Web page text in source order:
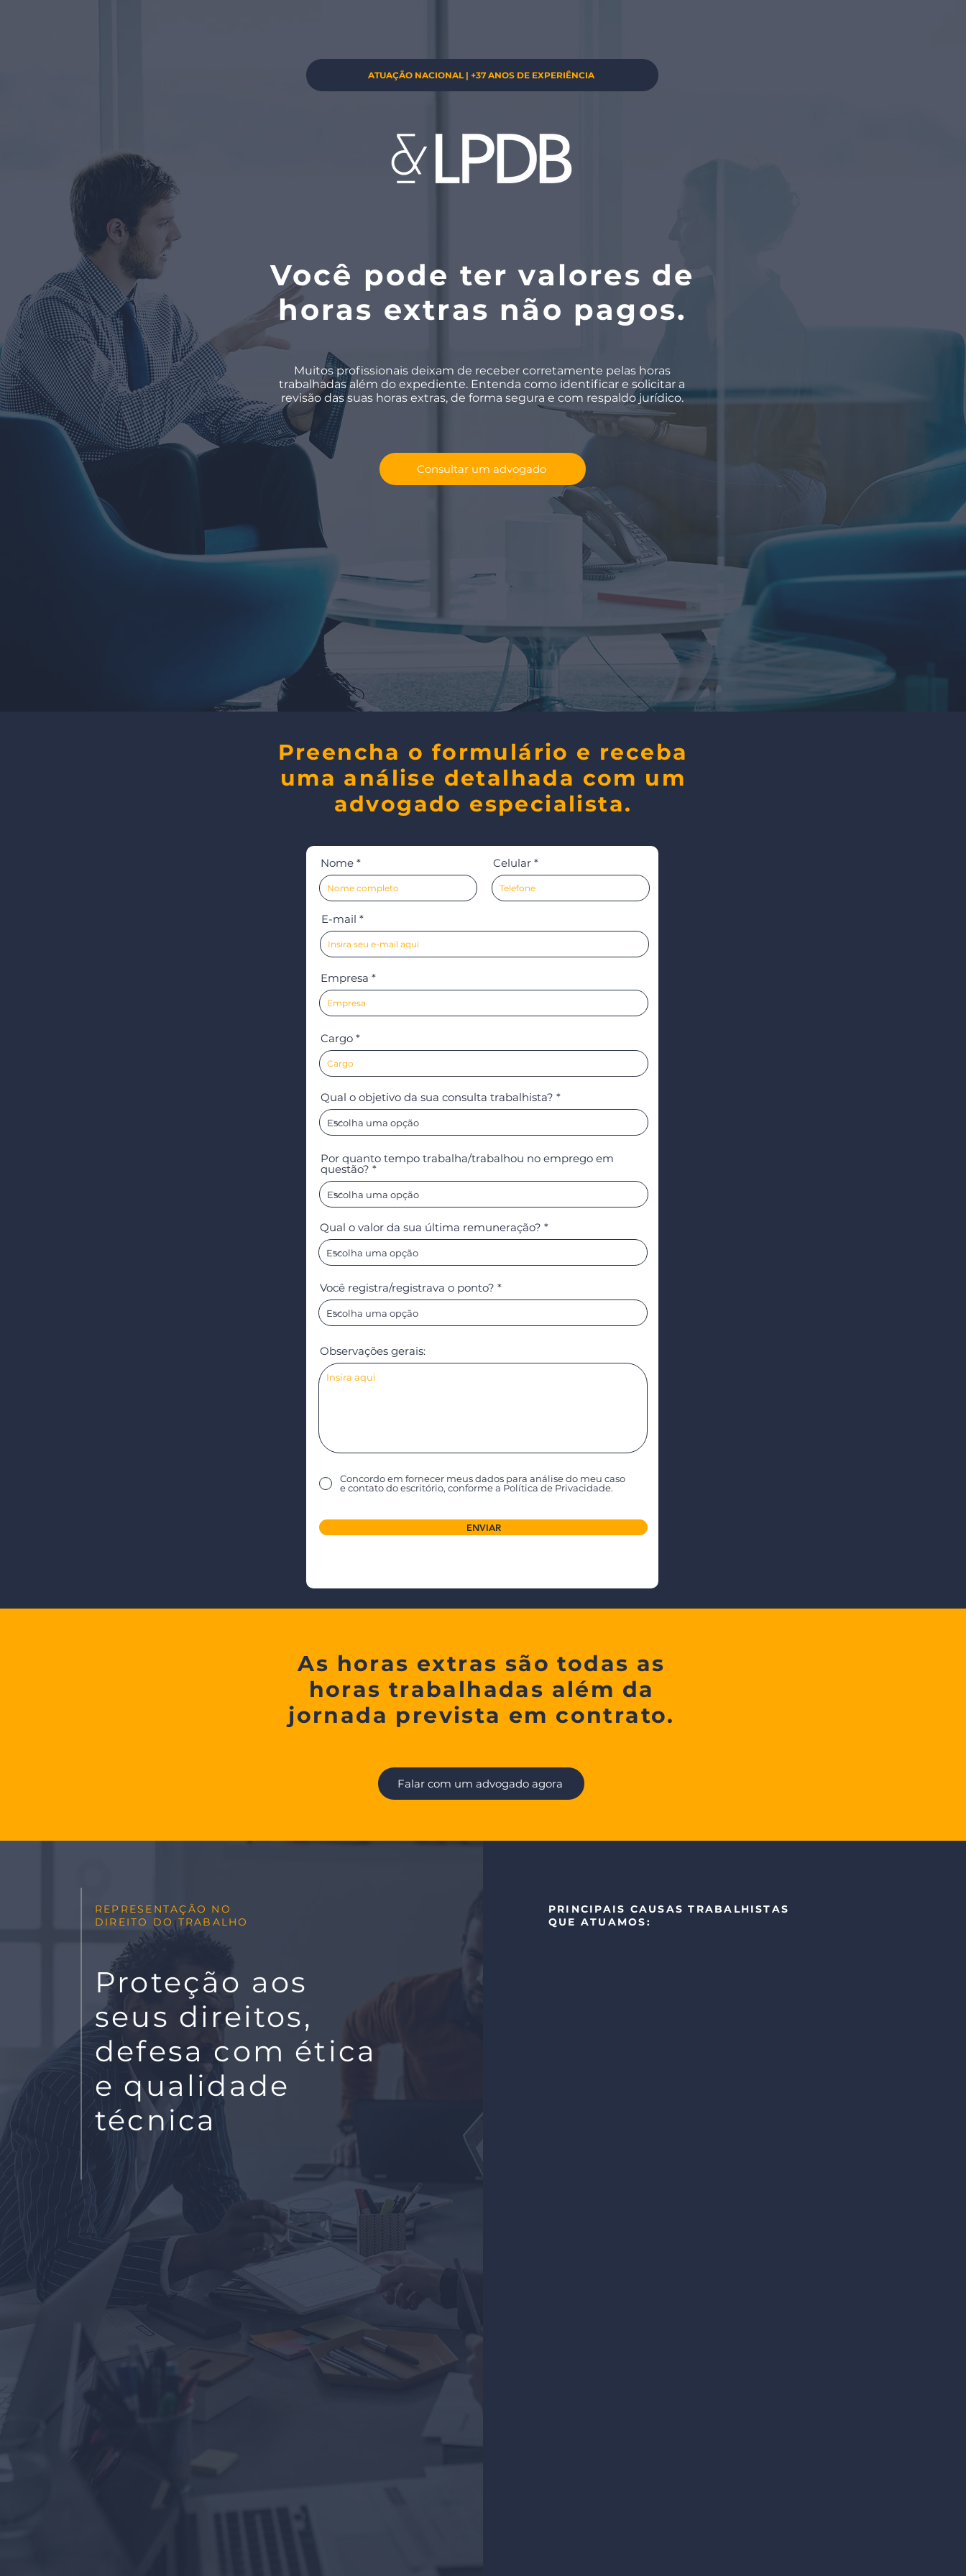
ATUAÇÃO NACIONAL | +37 ANOS DE EXPERIÊNCIA
Você pode ter valores de
horas extras não pagos.
Muitos profissionais deixam de receber corretamente pelas horas
trabalhadas além do expediente. Entenda como identificar e solicitar a
revisão das suas horas extras, de forma segura e com respaldo jurídico.
Consultar um advogado
Preencha o formulário e receba
uma análise detalhada com um
advogado especialista.
Nome Celular
E-mail
Empresa
Cargo
Qual o objetivo da sua consulta trabalhista?
Por quanto tempo trabalha/trabalhou no emprego em
questão?
Qual o valor da sua última remuneração?
Você registra/registrava o ponto?
Observações gerais:
Concordo em fornecer meus dados para análise do meu caso
e contato do escritório, conforme a Política de Privacidade.
ENVIAR
As horas extras são todas as
horas trabalhadas além da
jornada prevista em contrato.
Falar com um advogado agora
REPRESENTAÇÃO NO
DIREITO DO TRABALHO
Proteção aos
seus direitos,
defesa com ética
e qualidade
técnica
PRINCIPAIS CAUSAS TRABALHISTAS
QUE ATUAMOS: